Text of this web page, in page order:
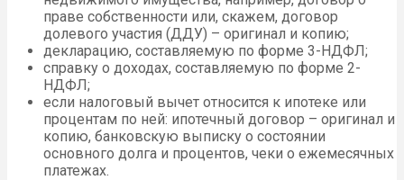
праве собственности или, скажем, договор
долевого участия (ДДУ) – оригинал и копию;
декларацию, составляемую по форме 3-НДФЛ;
справку о доходах, составляемую по форме 2-
НДФЛ;
если налоговый вычет относится к ипотеке или
процентам по ней: ипотечный договор – оригинал и
копию, банковскую выписку о состоянии
основного долга и процентов, чеки о ежемесячных
платежах.